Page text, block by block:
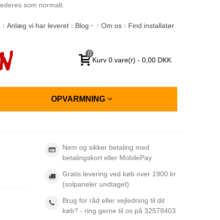
som normalt.
Anlæg vi har leveret Blog Om os Find installatør
0
Kurv 0 vare(r) - 0,00 DKK
OPVARMNING
Nem og sikker betaling med
betalingskort eller MobilePay
Gratis levering ved køb over 1900 kr.
(solpaneler undtaget)
Brug for råd eller vejledning til dit
køb? - ring gerne til os på 32578403